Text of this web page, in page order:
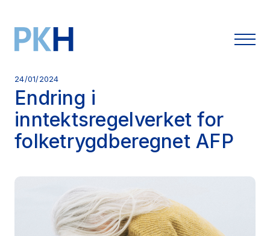
24/01/2024
Endring i
inntektsregelverket for
folketrygdberegnet AFP